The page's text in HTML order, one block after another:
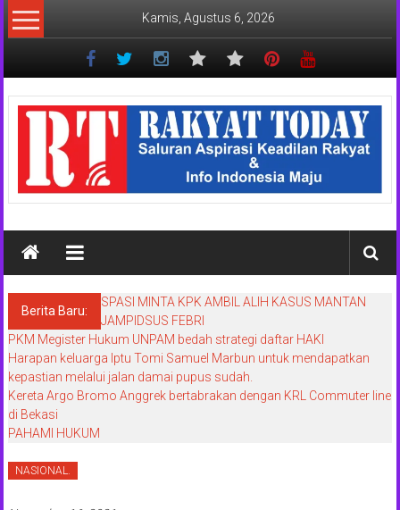
Lompat
ke
Kamis, Agustus 6, 2026
Rakyat
Today
Saluran
aspirasi
rakyat
dan
maju
Berita Baru:
SPASI MINTA KPK AMBIL ALIH KASUS MANTAN
JAMPIDSUS FEBRI
PKM Megister Hukum UNPAM bedah strategi daftar HAKI
Harapan keluarga Iptu Tomi Samuel Marbun untuk mendapatkan
kepastian melalui jalan damai pupus sudah.
Kereta Argo Bromo Anggrek bertabrakan dengan KRL Commuter line
di Bekasi
PAHAMI HUKUM
NASIONAL.